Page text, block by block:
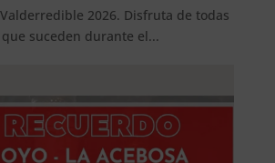
2026. Disfruta de todas
suceden durante el...